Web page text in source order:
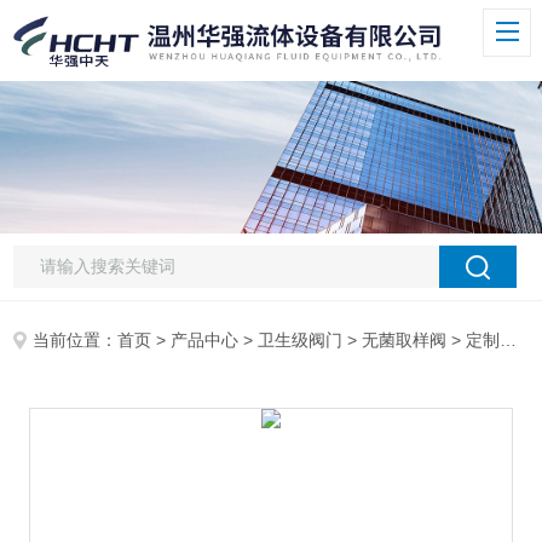
当前位置：首页 > 产品中心 >卫生级阀门 >无菌取样阀 > 定制卫生级无菌取样阀 取样阀